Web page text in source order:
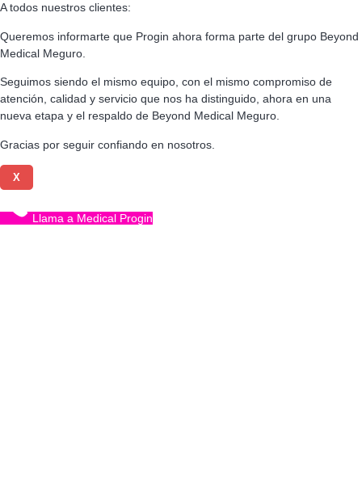
A todos nuestros clientes:
Queremos informarte que Progin ahora forma parte del grupo Beyond
Medical Meguro.
Seguimos siendo el mismo equipo, con el mismo compromiso de
atención, calidad y servicio que nos ha distinguido, ahora en una
nueva etapa y el respaldo de Beyond Medical Meguro.
Gracias por seguir confiando en nosotros.
X
Llama a Medical Progin